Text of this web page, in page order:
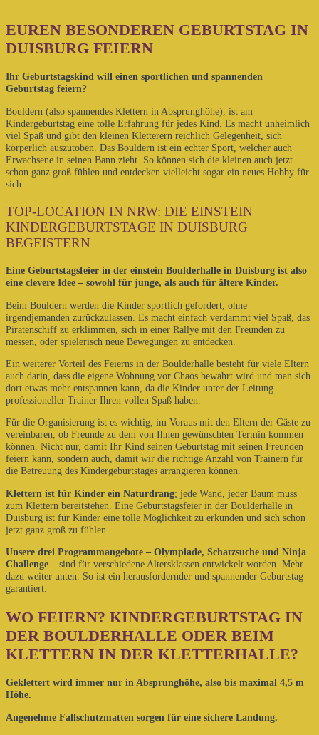
EUREN BESONDEREN GEBURTSTAG IN
DUISBURG FEIERN
Ihr Geburtstagskind will einen sportlichen und spannenden
Geburtstag feiern?
Bouldern (also spannendes Klettern in Absprunghöhe), ist am
Kindergeburtstag eine tolle Erfahrung für jedes Kind. Es macht unheimlich
viel Spaß und gibt den kleinen Kletterern reichlich Gelegenheit, sich
körperlich auszutoben. Das Bouldern ist ein echter Sport, welcher auch
Erwachsene in seinen Bann zieht. So können sich die kleinen auch jetzt
schon ganz groß fühlen und entdecken vielleicht sogar ein neues Hobby für
sich.
TOP-LOCATION IN NRW: DIE EINSTEIN
KINDERGEBURTSTAGE IN DUISBURG
BEGEISTERN
Eine Geburtstagsfeier in der einstein Boulderhalle in Duisburg ist also
eine clevere Idee – sowohl für junge, als auch für ältere Kinder.
Beim Bouldern werden die Kinder sportlich gefordert, ohne
irgendjemanden zurückzulassen. Es macht einfach verdammt viel Spaß, das
Piratenschiff zu erklimmen, sich in einer Rallye mit den Freunden zu
messen, oder spielerisch neue Bewegungen zu entdecken.
Ein weiterer Vorteil des Feierns in der Boulderhalle besteht für viele Eltern
auch darin, dass die eigene Wohnung vor Chaos bewahrt wird und man sich
dort etwas mehr entspannen kann, da die Kinder unter der Leitung
professioneller Trainer Ihren vollen Spaß haben.
Für die Organisierung ist es wichtig, im Voraus mit den Eltern der Gäste zu
vereinbaren, ob Freunde zu dem von Ihnen gewünschten Termin kommen
können. Nicht nur, damit Ihr Kind seinen Geburtstag mit seinen Freunden
feiern kann, sondern auch, damit wir die richtige Anzahl von Trainern für
die Betreuung des Kindergeburtstages arrangieren können.
Klettern ist für Kinder ein Naturdrang; jede Wand, jeder Baum muss
zum Klettern bereitstehen. Eine Geburtstagsfeier in der Boulderhalle in
Duisburg ist für Kinder eine tolle Möglichkeit zu erkunden und sich schon
jetzt ganz groß zu fühlen.
Unsere drei Programmangebote – Olympiade, Schatzsuche und Ninja
Challenge – sind für verschiedene Altersklassen entwickelt worden. Mehr
dazu weiter unten. So ist ein herausfordernder und spannender Geburtstag
garantiert.
WO FEIERN? KINDERGEBURTSTAG IN
DER BOULDERHALLE ODER BEIM
KLETTERN IN DER KLETTERHALLE?
Geklettert wird immer nur in Absprunghöhe, also bis maximal 4,5 m
Höhe.
Angenehme Fallschutzmatten sorgen für eine sichere Landung.